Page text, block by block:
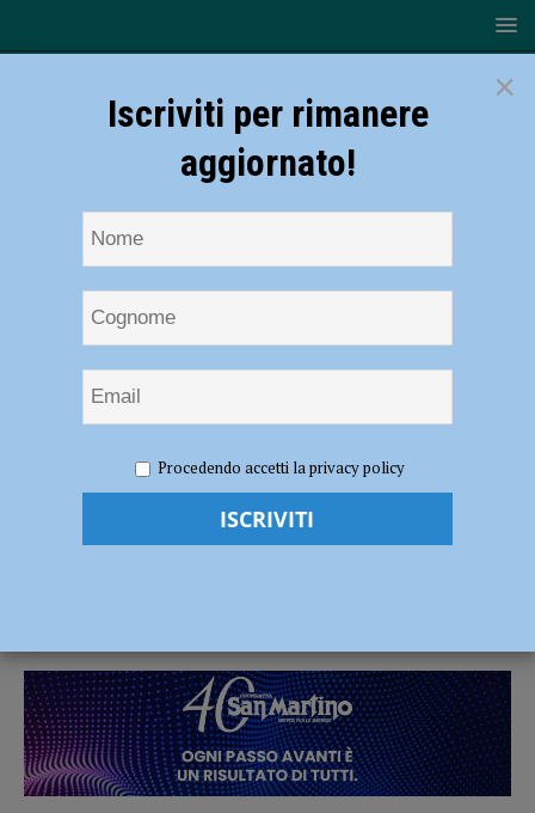
Coronavirus, 108 nuovi contagi e nessun decesso nel Piacentino
Coronavirus, 108 nuovi contagi e nessun
×
Iscriviti per rimanere
aggiornato!
Procedendo accetti la privacy policy